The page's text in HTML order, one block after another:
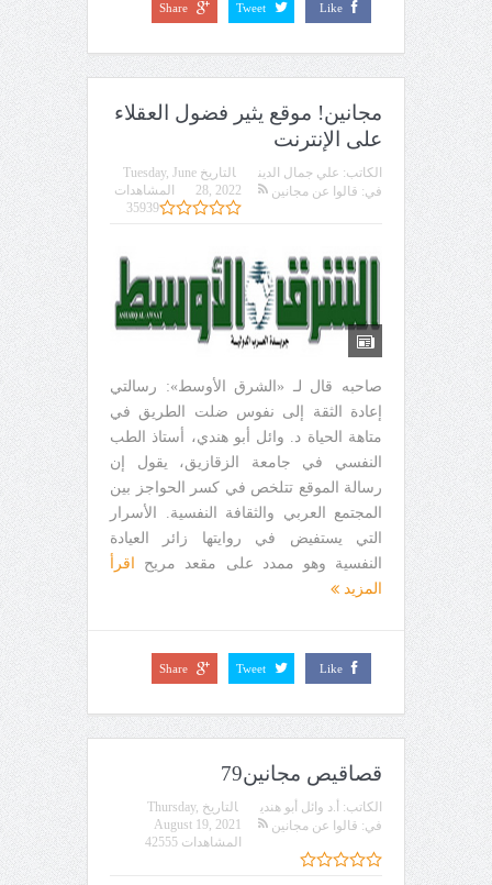
Like
Tweet
Share
مجانين! موقع يثير فضول العقلاء
على الإنترنت
الكاتب: علي جمال الدين التاريخ Tuesday, June
28, 2022
في: قالوا عن مجانين
المشاهدات
35939
صاحبه قال لـ «الشرق الأوسط»: رسالتي
إعادة الثقة إلى نفوس ضلت الطريق في
متاهة الحياة د. وائل أبو هندي، أستاذ الطب
النفسي في جامعة الزقازيق، يقول إن
رسالة الموقع تتلخص في كسر الحواجز بين
المجتمع العربي والثقافة النفسية. الأسرار
التي يستفيض في روايتها زائر العيادة
النفسية وهو ممدد على مقعد مريح
اقرأ
المزيد
Like
Tweet
Share
قصاقيص مجانين79
الكاتب: أ.د وائل أبو هندي التاريخ Thursday,
August 19, 2021
في: قالوا عن مجانين
المشاهدات 42555